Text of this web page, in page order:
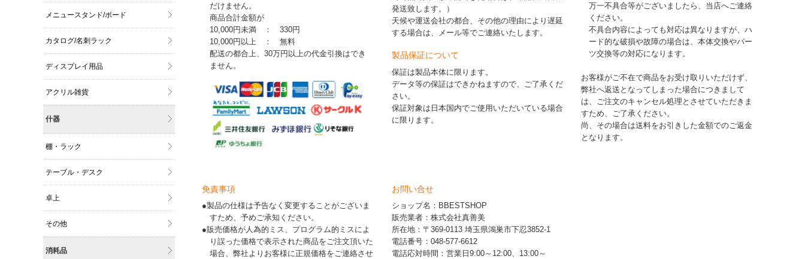
だけません。
商品合計金額が
10,000円未満 ： 330円
10,000円以上 ： 無料
配送の都合上、30万円以上の代金引換はでき
ません。
発送致します。）
天候や運送会社の都合、その他の理由により遅延
する場合は、メール等でご連絡いたします。
製品保証について
保証は製品本体に限ります。
データ等の保証はできかねますので、ご了承くだ
さい。
保証対象は日本国内でご使用いただいている場合
に限ります。
万一不具合等がございましたら、当店へご連絡
ください。
不具合内容によっても対応は異なりますが、ハ
ード的な破損や故障の場合は、本体交換やパー
ツ交換等の対応になります。
お客様がご不在で商品をお受け取りいただけず、
弊社へ返送となってしまった場合につきまして
は、ご注文のキャンセル処理とさせていただきま
すため、ご了承ください。
尚、その場合は送料をお引きした金額でのご返金
となります。
免責事項
●製品の仕様は予告なく変更することがございま
すため、予めご承知ください。
●販売価格が人為的ミス、プログラム的ミスによ
り誤った価格で表示された商品をご注文頂いた
場合、弊社よりお客様に正規価格をご連絡させ
お問い合せ
ショップ名：BBESTSHOP
販売業者：株式会社真善美
所在地：〒369-0113 埼玉県鴻巣市下忍3852-1
電話番号：048-577-6612
電話応対時間：営業日9:00～12:00、13:00～
メニュースタンド/ボード
カタログ/名刺ラック
ディスプレイ用品
アクリル雑貨
什器
棚・ラック
テーブル・デスク
卓上
その他
消耗品